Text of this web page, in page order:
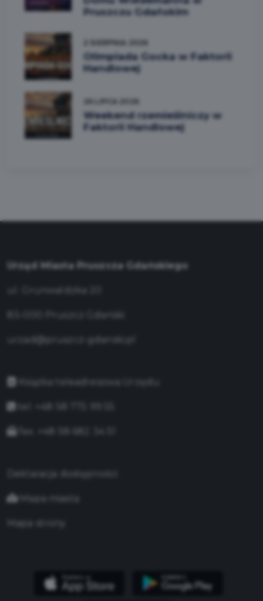
Pruszczu Gdańskim
Olimpiada Gocka w Faktorii
Handlowej
Weekend rzemieślniczy w
Faktorii Handlowej
Urząd Miasta Pruszcza Gdańskiego
urzad@pruszcz-gdanski.pl
Książka teleadresowa Urzędu
Deklaracja dostępności
Mapa miasta
Mapa strony